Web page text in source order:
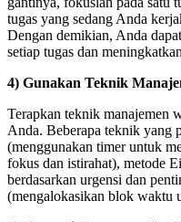
tugas yang sedang Anda
Dengan demikian, Anda
setiap tugas dan
4) Gunakan Teknik
Terapkan teknik manajemen
Anda. Beberapa teknik yang
(menggunakan timer untuk
fokus dan istirahat), metode
berdasarkan urgensi dan
(mengalokasikan blok waktu